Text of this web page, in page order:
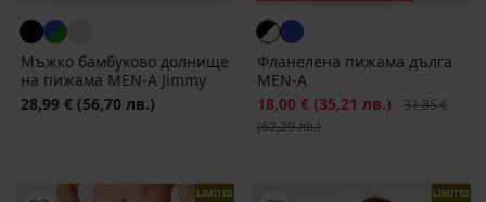
Мъжко бамбуково долнище
на пижама MEN-A Jimmy
28,99 € (56,70 лв.)
Фланелена пижама дълга
MEN-A
Намаление
18,00 € (35,21 лв.)
31,85 €
(62,29 лв.)
LIMITED LIMITED